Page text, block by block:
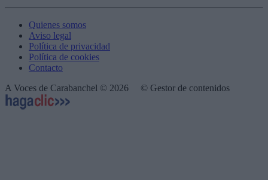
Quienes somos
Aviso legal
Política de privacidad
Política de cookies
Contacto
A Voces de Carabanchel © 2026 © Gestor de contenidos